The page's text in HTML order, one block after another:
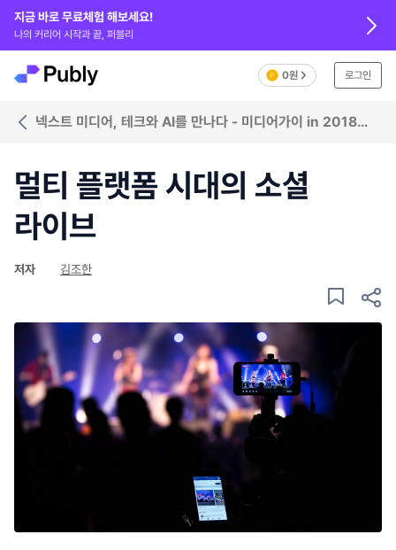
지금 바로 무료체험 해보세요!
나의 커리어 시작과 끝, 퍼블리
0원 로그인
넥스트 미디어, 테크와 AI를 만나다 - 미디어가이 in 2018
멀티 플랫폼 시대의 소셜
라이브
저자 김조한